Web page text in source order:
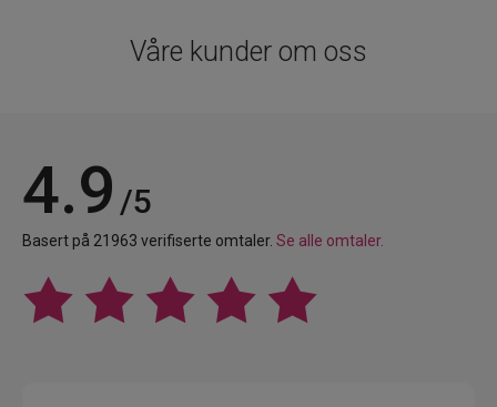
Våre kunder om oss
4.9 /5
Basert på 21963 verifiserte omtaler. Se alle omtaler.